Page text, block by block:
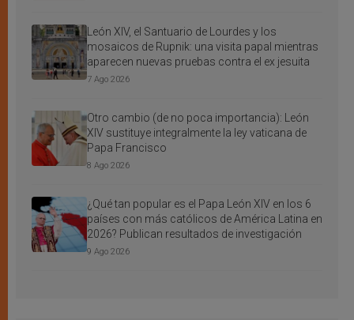
León XIV, el Santuario de Lourdes y los
mosaicos de Rupnik: una visita papal mientras
aparecen nuevas pruebas contra el ex jesuita
7 Ago 2026
Otro cambio (de no poca importancia): León
XIV sustituye integralmente la ley vaticana de
Papa Francisco
8 Ago 2026
¿Qué tan popular es el Papa León XIV en los 6
países con más católicos de América Latina en
2026? Publican resultados de investigación
9 Ago 2026